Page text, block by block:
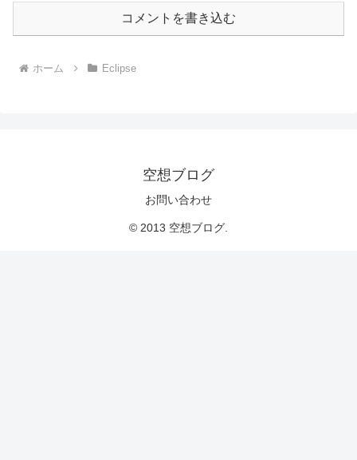
コメントを書き込む
ホーム Eclipse
空想ブログ
お問い合わせ
© 2013 空想ブログ.